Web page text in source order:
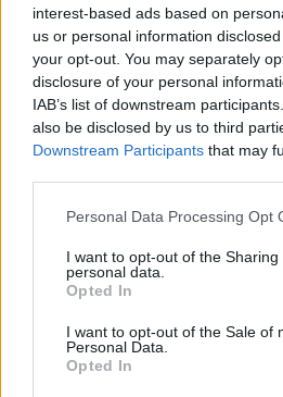
interest-based ads based on
us or personal information
your opt-out. You may separately
disclosure of your personal
IAB’s list of downstream
also be disclosed by us to third
Downstream Participants that may
Please note that this website/app
not limited to your visit or usage
grant or deny consent to Google
use your data for below specified
consent section.
Personal Data Processing Opt
I want to opt-out of the Sharing
personal data.
Opted In
I want to opt-out of the Sale of
Personal Data.
Opted In
«Έβραζε» χωρίς κλιματισμό το
Θεσσαλονίκη! (VIDEO)
ΑΝΑΡΤΗΘΗΚΕ ΑΠΟGMYLONAS 26 ΙΟΥΛΊΟΥ
Ακόμη και τα νερά που μοίρασαν